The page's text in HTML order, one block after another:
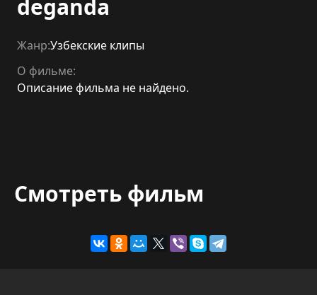
deganda
Жанр:Узбекские клипы
О фильме:
Описание фильма не найдено.
Смотреть фильм